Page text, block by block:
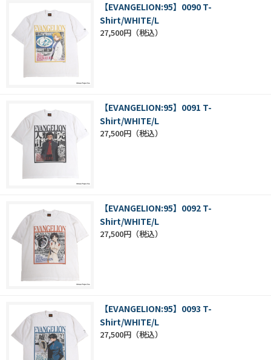
【EVANGELION:95】0090 T-
Shirt/WHITE/L
27,500円
【EVANGELION:95】0091 T-
Shirt/WHITE/L
27,500円
【EVANGELION:95】0092 T-
Shirt/WHITE/L
27,500円
【EVANGELION:95】0093 T-
Shirt/WHITE/L
27,500円